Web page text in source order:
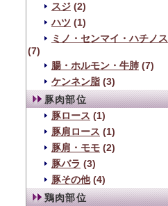
スジ (2)
ハツ (1)
ミノ・センマイ・ハチノス
(7)
腸・ホルモン・牛肺 (7)
ケンネン脂 (3)
豚肉部位
豚ロース (1)
豚肩ロース (1)
豚肩・モモ (2)
豚バラ (3)
豚その他(4)
鶏肉部位